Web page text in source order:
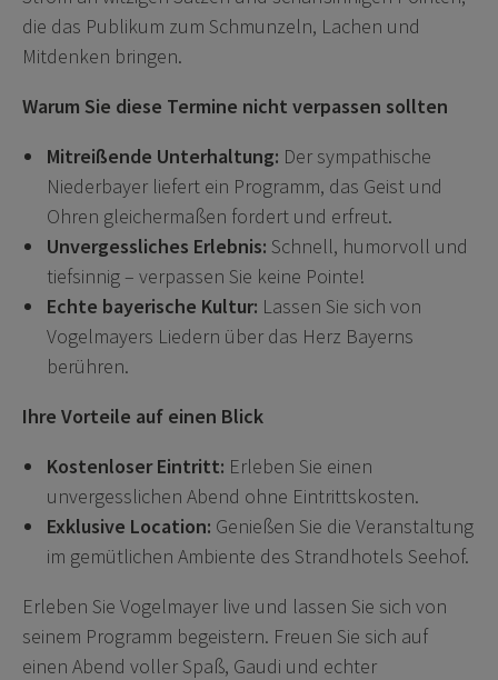
die das Publikum zum Schmunzeln, Lachen und
Mitdenken bringen.
Warum Sie diese Termine nicht verpassen sollten
Mitreißende Unterhaltung: Der sympathische
Niederbayer liefert ein Programm, das Geist und
Ohren gleichermaßen fordert und erfreut.
Unvergessliches Erlebnis: Schnell, humorvoll und
tiefsinnig – verpassen Sie keine Pointe!
Echte bayerische Kultur: Lassen Sie sich von
Vogelmayers Liedern über das Herz Bayerns
berühren.
Ihre Vorteile auf einen Blick
Kostenloser Eintritt: Erleben Sie einen
unvergesslichen Abend ohne Eintrittskosten.
Exklusive Location: Genießen Sie die Veranstaltung
im gemütlichen Ambiente des Strandhotels Seehof.
Erleben Sie Vogelmayer live und lassen Sie sich von
seinem Programm begeistern. Freuen Sie sich auf
einen Abend voller Spaß, Gaudi und echter